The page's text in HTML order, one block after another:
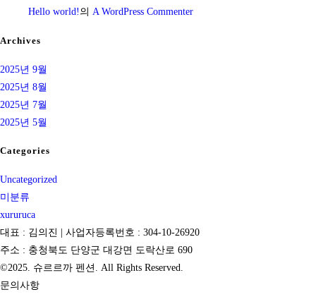
Hello world! 의 A WordPress Commenter
Archives
2025년 9월
2025년 8월
2025년 7월
2025년 5월
Categories
Uncategorized
미분류
xururuca
대표 : 김의진 | 사업자등록번호 : 304-10-26920
주소 : 충청북도 단양군 대강면 도락산로 690
©2025. 슈르르까 펜션. All Rights Reserved.
문의사항